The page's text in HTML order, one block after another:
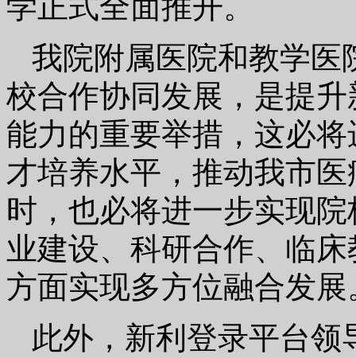
学正式全面推开。
我院附属医院和教学医
校合作协同发展，是提
能力的重要举措，这必
才培养水平，推动我市
时，也必将进一步实现
业建设、科研合作、临
方面实现多方位融合发展
此外，新利登录平台